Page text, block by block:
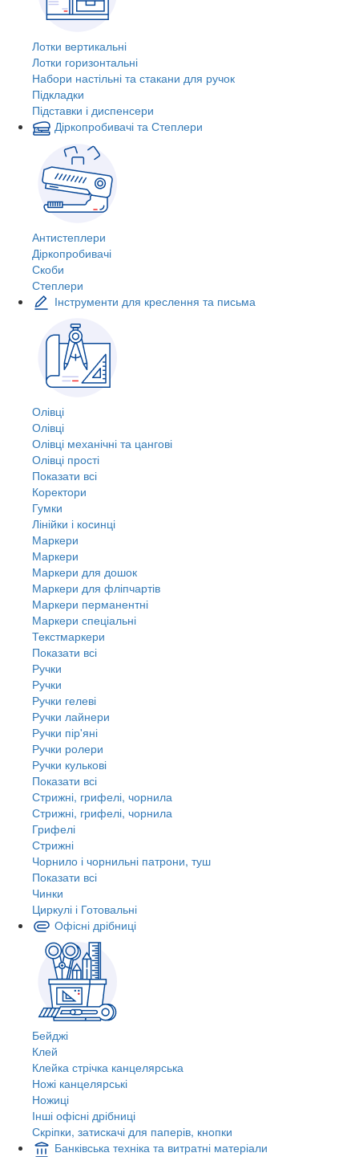
Лотки вертикальні
Лотки горизонтальні
Набори настільні та стакани для ручок
Підкладки
Підставки і диспенсери
Діркопробивачі та Степлери
Антистеплери
Діркопробивачі
Скоби
Степлери
Інструменти для креслення та письма
Олівці
Олівці
Олівці механічні та цангові
Олівці прості
Показати всі
Коректори
Гумки
Лінійки і косинці
Маркери
Маркери
Маркери для дошок
Маркери для фліпчартів
Маркери перманентні
Маркери спеціальні
Текстмаркери
Показати всі
Ручки
Ручки
Ручки гелеві
Ручки лайнери
Ручки пір'яні
Ручки ролери
Ручки кулькові
Показати всі
Стрижні, грифелі, чорнила
Стрижні, грифелі, чорнила
Грифелі
Стрижні
Чорнило і чорнильні патрони, туш
Показати всі
Чинки
Циркулі і Готовальні
Офісні дрібниці
Бейджі
Клей
Клейка стрічка канцелярська
Ножі канцелярські
Ножиці
Інші офісні дрібниці
Скріпки, затискачі для паперів, кнопки
Банківська техніка та витратні матеріали